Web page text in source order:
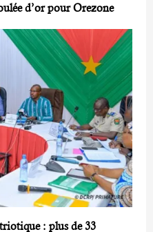
d’or pour Orezone
: plus de 33